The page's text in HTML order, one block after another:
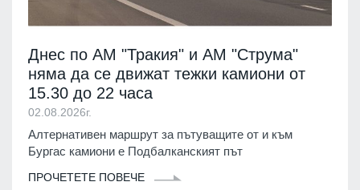
Днес по АМ "Тракия" и АМ "Струма"
няма да се движат тежки камиони от
15.30 до 22 часа
02.08.2026г.
Алтернативен маршрут за пътуващите от и към
Бургас камиони е Подбалканският път
ПРОЧЕТЕТЕ ПОВЕЧЕ